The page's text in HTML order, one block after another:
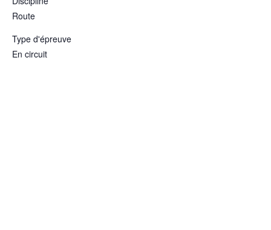
Route
Type d'épreuve
En circuit